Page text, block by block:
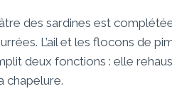
des sardines est
L’ail et les flocons de
deux fonctions : elle
chapelure.